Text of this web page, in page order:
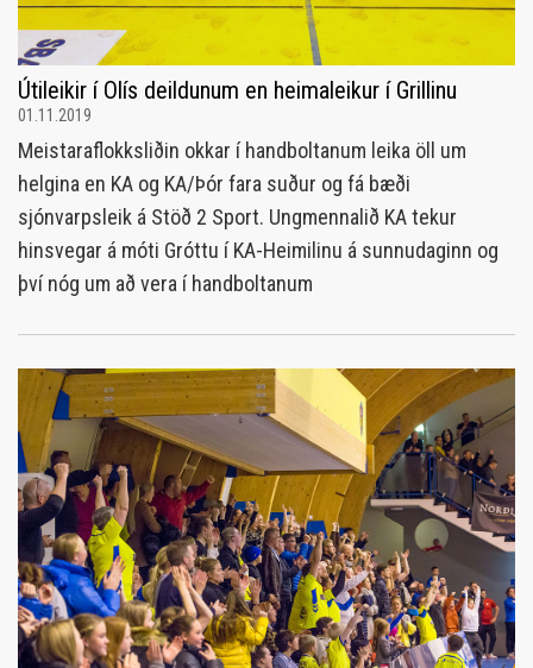
Útileikir í Olís deildunum en heimaleikur í Grillinu
01.11.2019
Meistaraflokksliðin okkar í handboltanum leika öll um
helgina en KA og KA/Þór fara suður og fá bæði
sjónvarpsleik á Stöð 2 Sport. Ungmennalið KA tekur
hinsvegar á móti Gróttu í KA-Heimilinu á sunnudaginn og
því nóg um að vera í handboltanum